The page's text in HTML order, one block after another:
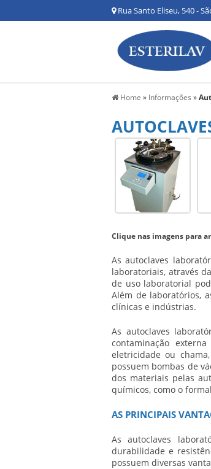
Rua Santo Eliseu, 540 -
Home » Informações »
Clique nas imagens para
Asautoclaves
laboratoriais, através
de uso laboratorial
Além de laboratórios,
clínicas e indústrias.
As autoclaves
contaminação
eletricidade ou
possuem bombas de
dos materiais pelas
químicos, como o
AS PRINCIPAIS
Asautoclaves
durabilidade e
possuem diversas